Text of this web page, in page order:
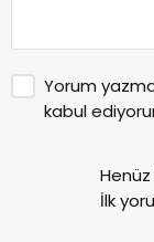
Yorum
kabul
İlk